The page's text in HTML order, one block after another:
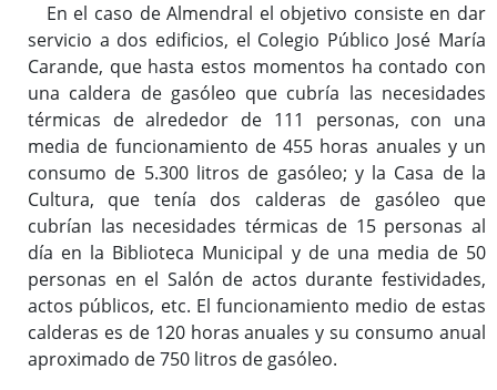
En el caso de Almendral el objetivo consiste en dar
servicio a dos edificios, el Colegio Público José María
Carande, que hasta estos momentos ha contado con
una caldera de gasóleo que cubría las necesidades
térmicas de alrededor de 111 personas, con una
media de funcionamiento de 455 horas anuales y un
consumo de 5.300 litros de gasóleo; y la Casa de la
Cultura, que tenía dos calderas de gasóleo que
cubrían las necesidades térmicas de 15 personas al
día en la Biblioteca Municipal y de una media de 50
personas en el Salón de actos durante festividades,
actos públicos, etc. El funcionamiento medio de estas
calderas es de 120 horas anuales y su consumo anual
aproximado de 750 litros de gasóleo.